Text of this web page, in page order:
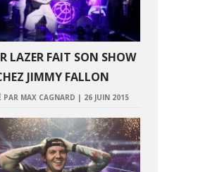
LAZER FAIT SON SHOW
JIMMY FALLON
PAR MAX CAGNARD | 26 JUIN 2015